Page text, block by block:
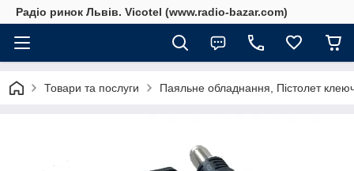
Радіо ринок Львів. Vicotel (www.radio-bazar.com)
Товари та послуги Паяльне обладнання, Пістолет